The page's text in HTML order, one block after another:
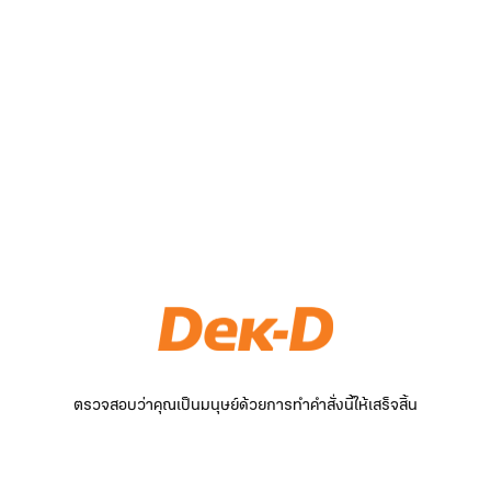
ตรวจสอบว่าคุณเป็นมนุษย์ด้วยการทำคำสั่งนี้ให้เสร็จสิ้น